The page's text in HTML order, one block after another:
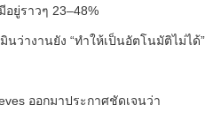
ยู่ราวๆ 23–48%
นว่างานยัง “ทำให้เป็นอัตโนมัติไม่ได้”
ออกมาประกาศชัดเจนว่า